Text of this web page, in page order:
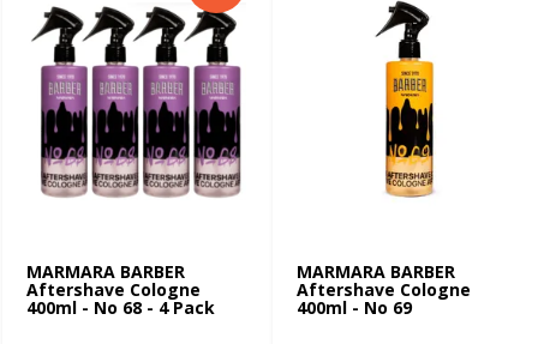
MARMARA BARBER
Aftershave Cologne
400ml - No 68 - 4 Pack
MARMARA BARBER
Aftershave Cologne
400ml - No 69